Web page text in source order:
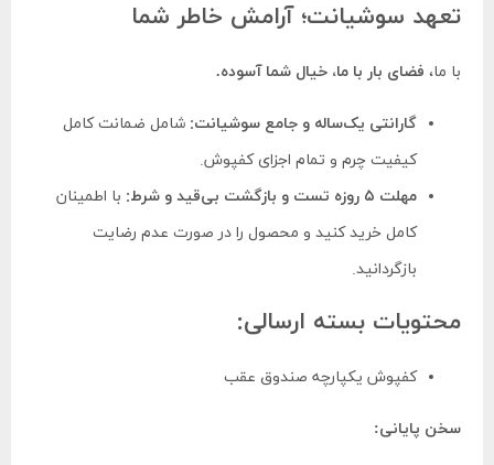
تعهد سوشیانت؛ آرامش خاطر شما
با ما، فضای بار با ما، خیال شما آسوده.
گارانتی یک‌ساله و جامع سوشیانت: شامل ضمانت کامل
کیفیت چرم و تمام اجزای کفپوش.
مهلت ۵ روزه تست و بازگشت بی‌قید و شرط:
با اطمینان
کامل خرید کنید و محصول را در صورت عدم رضایت
بازگردانید.
محتویات بسته ارسالی:
کفپوش یکپارچه صندوق عقب
سخن پایانی: